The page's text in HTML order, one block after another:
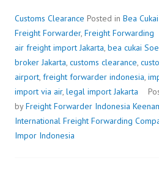
Customs Clearance Posted in Bea
Freight Forwarder, Freight Forwarding
air freight import Jakarta, bea cukai
broker Jakarta, customs clearance,
airport, freight forwarder indonesia,
import via air, legal import Jakarta
byFreight Forwarder Indonesia
International Freight Forwarding
Impor Indonesia